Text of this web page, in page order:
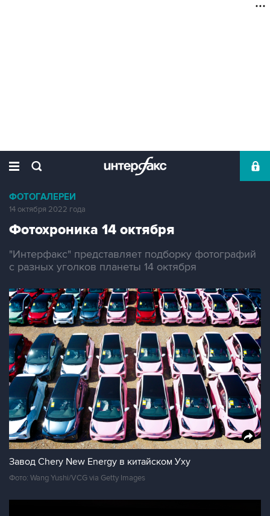
ФОТОГАЛЕРЕИ
14 октября 2022 года
Фотохроника 14 октября
"Интерфакс" представляет подборку фотографий
с разных уголков планеты 14 октября
Завод Chery New Energy в китайском Уху
Фото: Wang Yushi/VCG via Getty Images